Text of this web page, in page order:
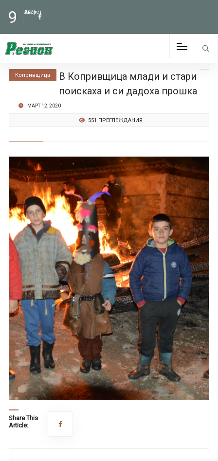
9 Август
2026
Копривщица
В Копривщица млади и стари
поискаха и си дадоха прошка
МАРТ 12, 2020
551 ПРЕГЛЕЖДАНИЯ
Share This
Article: